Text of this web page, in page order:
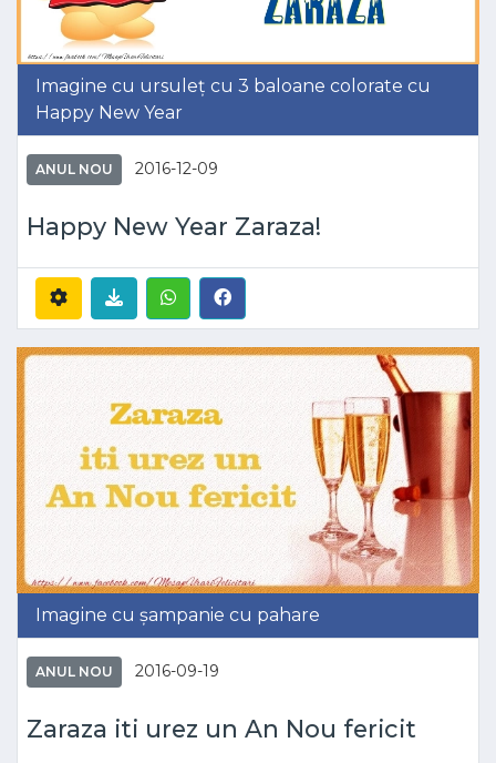
Imagine cu ursuleț cu 3 baloane colorate cu
Happy New Year
ANUL NOU 2016-12-09
Happy New Year Zaraza!
Imagine cu șampanie cu pahare
ANUL NOU 2016-09-19
Zaraza iti urez un An Nou fericit